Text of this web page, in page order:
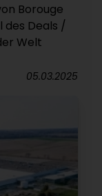
Borouge
des Deals /
Welt
05.03.2025